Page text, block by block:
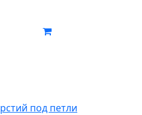
под петли